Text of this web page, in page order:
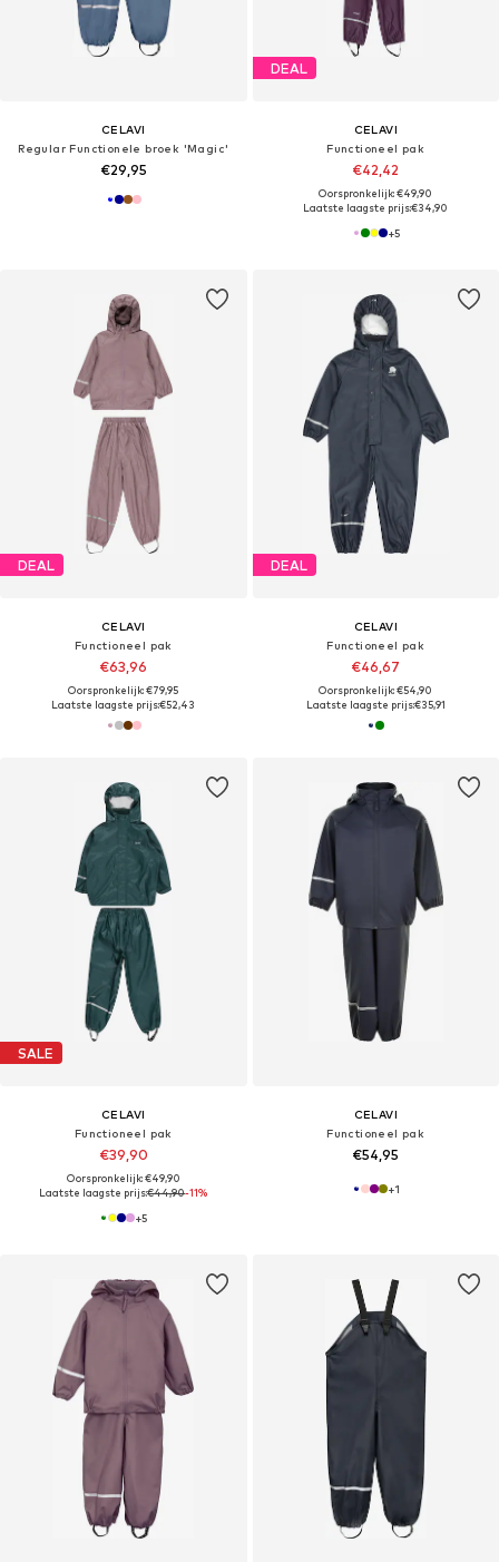
CELAVI
Regular Functionele broek 'Magic'
€29,95
DEAL
CELAVI
Functioneel pak
€42,42
Oorspronkelijk: €49,90
Laatste laagste prijs:€34,90
+5
DEAL
CELAVI
Functioneel pak
€63,96
Oorspronkelijk: €79,95
Laatste laagste prijs:€52,43
DEAL
CELAVI
Functioneel pak
€46,67
Oorspronkelijk: €54,90
Laatste laagste prijs:€35,91
SALE
CELAVI
Functioneel pak
€39,90
Oorspronkelijk: €49,90
Laatste laagste prijs:€44,90-11%
+5
CELAVI
Functioneel pak
€54,95
+1